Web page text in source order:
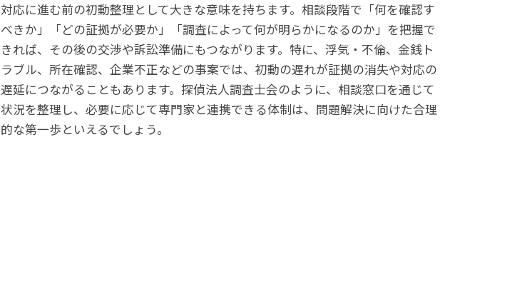
対応に進む前の初動整理として大きな意味を持ちます。相談段階で「何を確認す
べきか」「どの証拠が必要か」「調査によって何が明らかになるのか」を把握で
きれば、その後の交渉や訴訟準備にもつながります。特に、浮気・不倫、金銭ト
ラブル、所在確認、企業不正などの事案では、初動の遅れが証拠の消失や対応の
遅延につながることもあります。探偵法人調査士会のように、相談窓口を通じて
状況を整理し、必要に応じて専門家と連携できる体制は、問題解決に向けた合理
的な第一歩といえるでしょう。